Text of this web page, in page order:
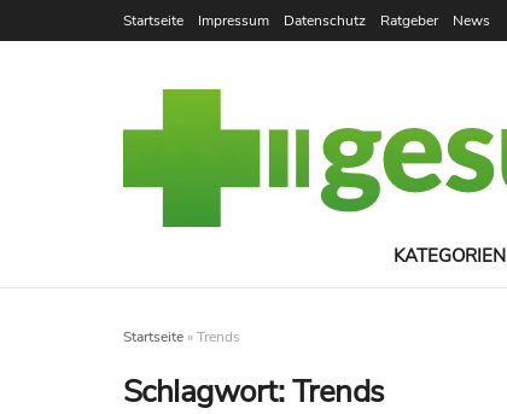
Startseite Impressum Datenschutz Ratgeber News
KATEGORIEN
Startseite »Trends
Schlagwort:Trends